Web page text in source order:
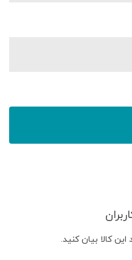
این کالا بیان کنید.